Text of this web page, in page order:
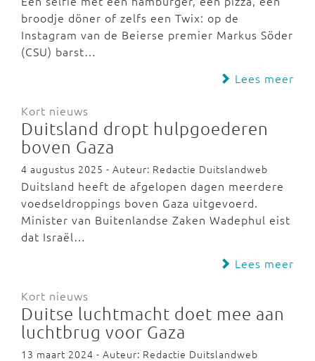
broodje döner of zelfs een Twix: op de
Instagram van de Beierse premier Markus Söder
(CSU) barst…
Lees meer
Kort nieuws
Duitsland dropt hulpgoederen
boven Gaza
4 augustus 2025 - Auteur: Redactie Duitslandweb
Duitsland heeft de afgelopen dagen meerdere
voedseldroppings boven Gaza uitgevoerd.
Minister van Buitenlandse Zaken Wadephul eist
dat Israël…
Lees meer
Kort nieuws
Duitse luchtmacht doet mee aan
luchtbrug voor Gaza
13 maart 2024 - Auteur: Redactie Duitslandweb